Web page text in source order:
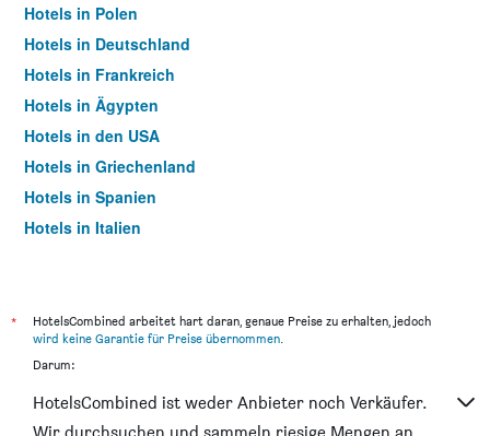
Hotels in Polen
Hotels in Deutschland
Hotels in Frankreich
Hotels in Ägypten
Hotels in den USA
Hotels in Griechenland
Hotels in Spanien
Hotels in Italien
*
HotelsCombined arbeitet hart daran, genaue Preise zu erhalten, jedoch
wird keine Garantie für Preise übernommen.
Darum:
HotelsCombined ist weder Anbieter noch Verkäufer.